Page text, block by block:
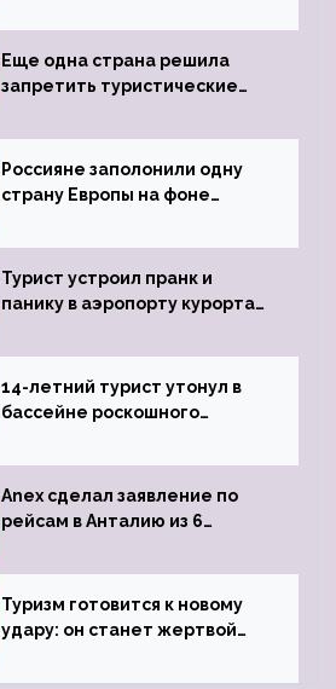
пистолета
Еще одна страна решила
запретить туристические
Россияне заполонили одну
страну Европы на фоне
виз
Турист устроил пранк и
панику в аэропорту курорта,
задержке рейса
14-летний турист утонул в
бассейне роскошного
Anex сделал заявление по
рейсам в Анталию из 6
Туризм готовится к новому
удару: он станет жертвой